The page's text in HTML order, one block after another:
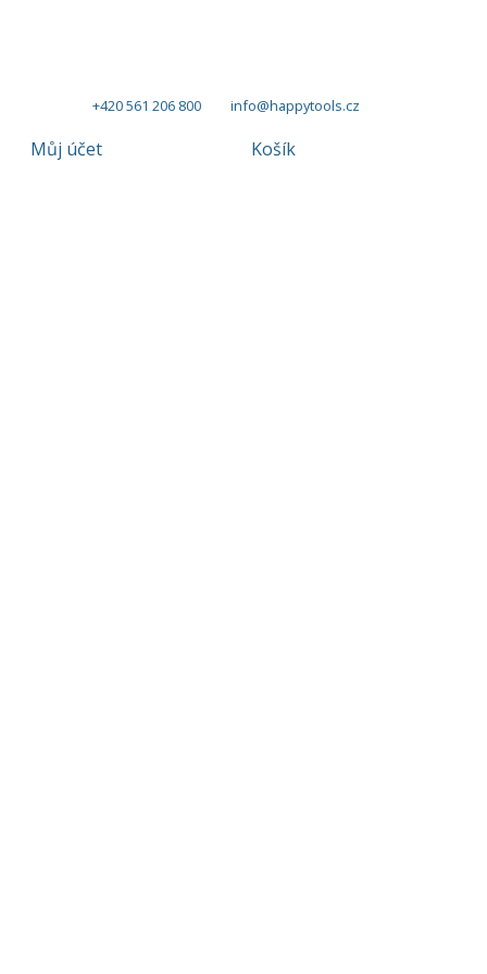
+420 561 206 800 info@happytools.cz
Můj účet Košík